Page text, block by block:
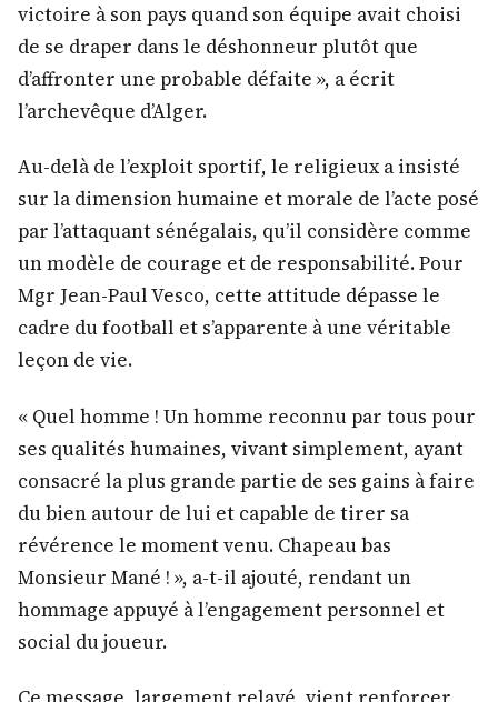
victoire à son pays quand son équipe avait choisi
de se draper dans le déshonneur plutôt que
d’affronter une probable défaite », a écrit
l’archevêque d’Alger.
Au-delà de l’exploit sportif, le religieux a insisté
sur la dimension humaine et morale de l’acte posé
par l’attaquant sénégalais, qu’il considère comme
un modèle de courage et de responsabilité. Pour
Mgr Jean-Paul Vesco, cette attitude dépasse le
cadre du football et s’apparente à une véritable
leçon de vie.
« Quel homme ! Un homme reconnu par tous pour
ses qualités humaines, vivant simplement, ayant
consacré la plus grande partie de ses gains à faire
du bien autour de lui et capable de tirer sa
révérence le moment venu. Chapeau bas
Monsieur Mané ! », a-t-il ajouté, rendant un
hommage appuyé à l’engagement personnel et
social du joueur.